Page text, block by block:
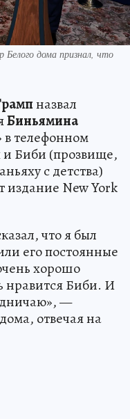
Белого дома признал, что
назвал
Биньямина
телефонном
и Биби (прозвище,
с детства)
издание New York
что я был
его постоянные
хорошо
нравится Биби. И
—
отвечая на